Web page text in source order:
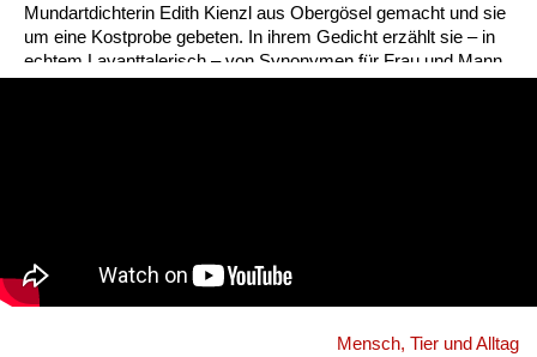
Mundartdichterin Edith Kienzl aus Obergösel gemacht und sie
um eine Kostprobe gebeten. In ihrem Gedicht erzählt sie – in
echtem Lavanttalerisch – von Synonymen für Frau und Mann.
Mensch, Tier und Alltag